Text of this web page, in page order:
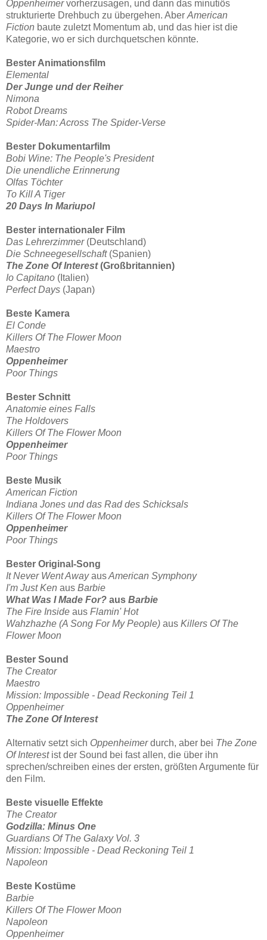
Oppenheimervorherzusagen, und dann das minutiös
strukturierte Drehbuch zu übergehen. Aber American
Fiction baute zuletzt Momentum ab, und das hier ist die
Kategorie, wo er sich durchquetschen könnte.
Bester Animationsfilm
Elemental
Der Junge und der Reiher
Nimona
RobotDreams
Spider-Man: Across The Spider-Verse
Bester Dokumentarfilm
Bobi Wine: The People's President
Die unendliche Erinnerung
Olfas Töchter
To Kill A Tiger
20 Days In Mariupol
Bester internationaler Film
Das Lehrerzimmer (Deutschland)
Die Schneegesellschaft(Spanien)
The Zone Of Interest (Großbritannien)
Io Capitano (Italien)
Perfect Days (Japan)
Beste Kamera
El Conde
Killers Of The Flower Moon
Maestro
Oppenheimer
Poor Things
Bester Schnitt
Anatomie eines Falls
The Holdovers
Killers Of The Flower Moon
Oppenheimer
Poor Things
Beste Musik
American Fiction
Indiana Jones und das Rad des Schicksals
Killers Of The Flower Moon
Oppenheimer
Poor Things
Bester Original-Song
It Never Went Away ausAmerican Symphony
I'm Just Ken aus Barbie
What Was I Made For? aus Barbie
The Fire Inside aus Flamin' Hot
Wahzhazhe (A Song For My People) aus Killers Of The
Flower Moon
Bester Sound
The Creator
Maestro
Mission: Impossible - Dead Reckoning Teil 1
Oppenheimer
The Zone Of Interest
Alternativ setzt sich Oppenheimerdurch, aber bei The Zone
Of Interest ist der Sound bei fast allen, die über ihn
sprechen/schreiben eines der ersten, größten Argumente für
den Film.
Beste visuelle Effekte
The Creator
Godzilla: Minus One
Guardians Of The Galaxy Vol. 3
Mission: Impossible - Dead Reckoning Teil 1
Napoleon
Beste Kostüme
Barbie
Killers Of The FlowerMoon
Napoleon
Oppenheimer